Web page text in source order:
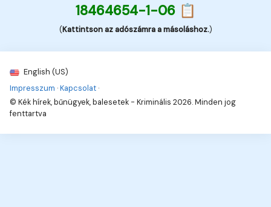
18464654-1-06 📋
(Kattintson az adószámra a másoláshoz.)
English (US)
Impresszum ·Kapcsolat ·
© Kék hírek, bűnügyek, balesetek - Kriminális 2026. Minden jog
fenttartva